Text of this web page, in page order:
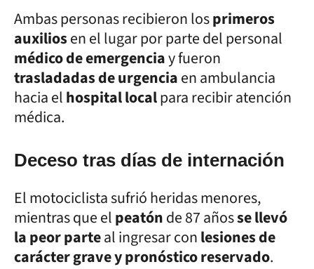
Ambas personas recibieron losprimeros
auxiliosen el lugar por parte del personal
médico de emergenciay fueron
trasladadas de urgenciaen ambulancia
hacia elhospital localpara recibir atención
médica.
Deceso tras días de internación
El motociclista sufrió heridas menores,
mientras que elpeatónde 87 añosse llevó
la peor parteal ingresar conlesiones de
carácter grave y pronóstico reservado.